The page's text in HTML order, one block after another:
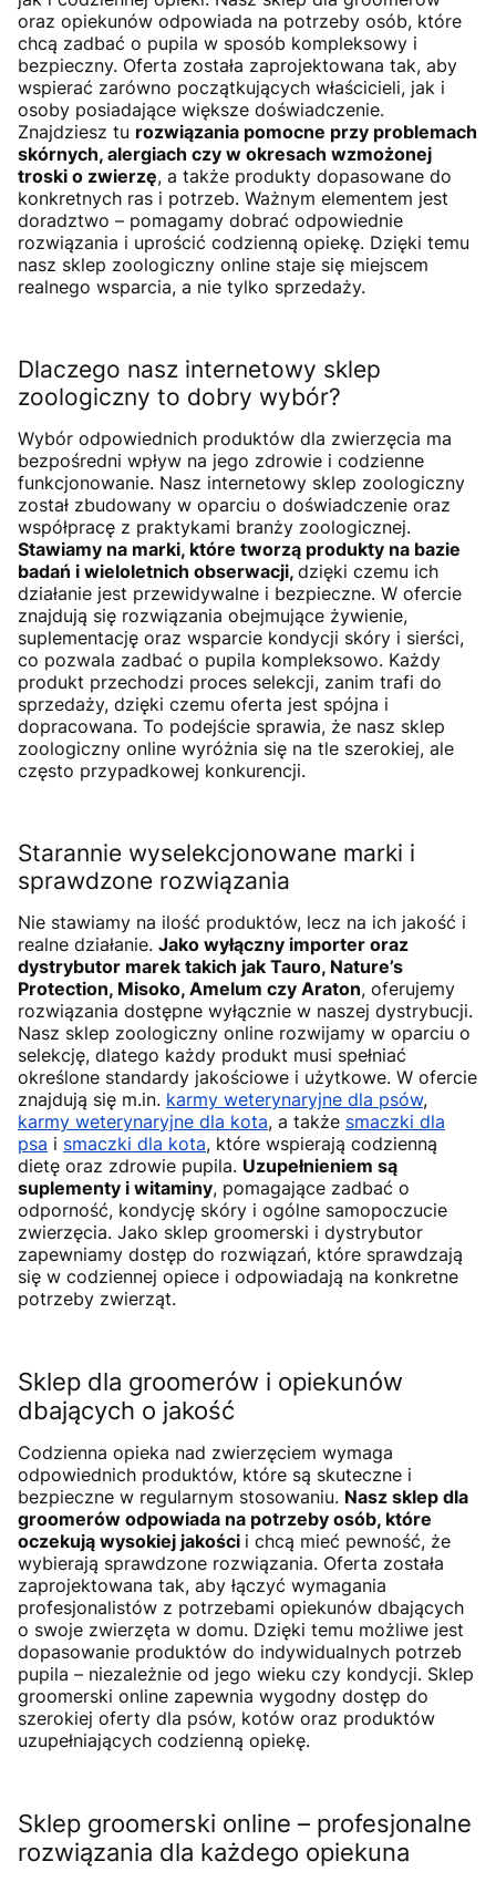
oraz opiekunów odpowiada na potrzeby osób, które
chcą zadbać o pupila w sposób kompleksowy i
bezpieczny. Oferta została zaprojektowana tak, aby
wspierać zarówno początkujących właścicieli, jak i
osoby posiadające większe doświadczenie.
Znajdziesz tu rozwiązania pomocne przy problemach
skórnych, alergiach czy w okresach wzmożonej
troski o zwierzę, a także produkty dopasowane do
konkretnych ras i potrzeb. Ważnym elementem jest
doradztwo – pomagamy dobrać odpowiednie
rozwiązania i uprościć codzienną opiekę. Dzięki temu
nasz sklep zoologiczny online staje się miejscem
realnego wsparcia, a nie tylko sprzedaży.
Dlaczego nasz internetowy sklep
zoologiczny to dobry wybór?
Wybór odpowiednich produktów dla zwierzęcia ma
bezpośredni wpływ na jego zdrowie i codzienne
funkcjonowanie. Nasz internetowy sklep zoologiczny
został zbudowany w oparciu o doświadczenie oraz
współpracę z praktykami branży zoologicznej.
Stawiamy na marki, które tworzą produkty na bazie
badań i wieloletnich obserwacji, dzięki czemu ich
działanie jest przewidywalne i bezpieczne. W ofercie
znajdują się rozwiązania obejmujące żywienie,
suplementację oraz wsparcie kondycji skóry i sierści,
co pozwala zadbać o pupila kompleksowo. Każdy
produkt przechodzi proces selekcji, zanim trafi do
sprzedaży, dzięki czemu oferta jest spójna i
dopracowana. To podejście sprawia, że nasz sklep
zoologiczny online wyróżnia się na tle szerokiej, ale
często przypadkowej konkurencji.
Starannie wyselekcjonowane marki i
sprawdzone rozwiązania
Nie stawiamy na ilość produktów, lecz na ich jakość i
realne działanie. Jako wyłączny importer oraz
dystrybutor marek takich jak Tauro, Nature’s
Protection, Misoko, Amelum czy Araton, oferujemy
rozwiązania dostępne wyłącznie w naszej dystrybucji.
Nasz sklep zoologiczny online rozwijamy w oparciu o
selekcję, dlatego każdy produkt musi spełniać
określone standardy jakościowe i użytkowe. W ofercie
znajdują się m.in. karmy weterynaryjne dla psów,
karmy weterynaryjne dla kota, a także smaczki dla
psa i smaczki dla kota, które wspierają codzienną
dietę oraz zdrowie pupila. Uzupełnieniem są
suplementy i witaminy, pomagające zadbać o
odporność, kondycję skóry i ogólne samopoczucie
zwierzęcia. Jako sklep groomerski i dystrybutor
zapewniamy dostęp do rozwiązań, które sprawdzają
się w codziennej opiece i odpowiadają na konkretne
potrzeby zwierząt.
Sklep dla groomerów i opiekunów
dbających o jakość
Codzienna opieka nad zwierzęciem wymaga
odpowiednich produktów, które są skuteczne i
bezpieczne w regularnym stosowaniu. Nasz sklep dla
groomerów odpowiada na potrzeby osób, które
oczekują wysokiej jakości i chcą mieć pewność, że
wybierają sprawdzone rozwiązania. Oferta została
zaprojektowana tak, aby łączyć wymagania
profesjonalistów z potrzebami opiekunów dbających
o swoje zwierzęta w domu. Dzięki temu możliwe jest
dopasowanie produktów do indywidualnych potrzeb
pupila – niezależnie od jego wieku czy kondycji. Sklep
groomerski online zapewnia wygodny dostęp do
szerokiej oferty dla psów, kotów oraz produktów
uzupełniających codzienną opiekę.
Sklep groomerski online – profesjonalne
rozwiązania dla każdego opiekuna